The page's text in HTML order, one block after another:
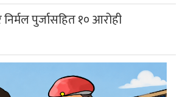
निर्मल पुर्जासहित १० आरोही